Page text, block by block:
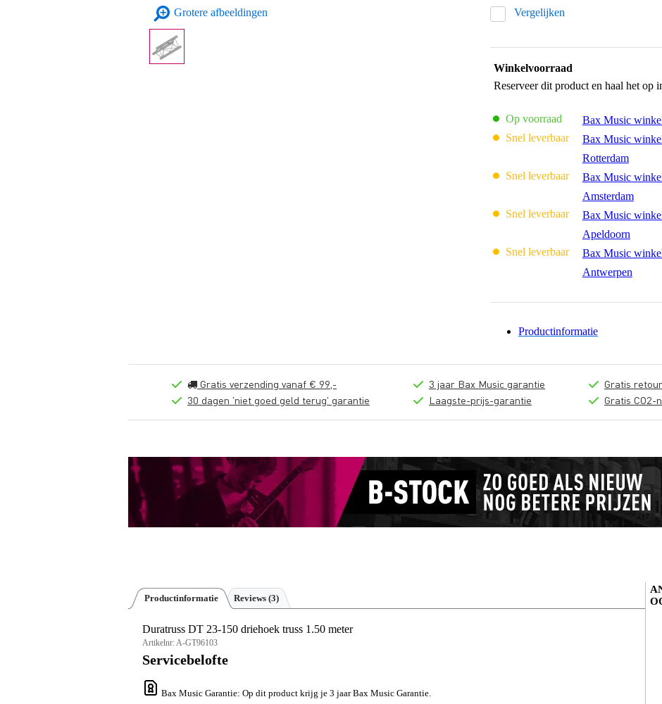
Grotere afbeeldingen Vergelijken
Winkelvoorraad
Reserveer dit product en haal het op
Op voorraad Bax Music
Snel leverbaar
Bax Music
Rotterdam
Snel leverbaar
Bax Music
Amsterdam
Snel leverbaar
Bax Music
Apeldoorn
Snel leverbaar
Bax Music
Antwerpen
Productinformatie
Gratis verzending vanaf € 99,-
30 dagen 'niet goed geld terug' garantie
3 jaar Bax Music garantie
Laagste-prijs-garantie
Gratis
Gratis CO2-
Productinformatie Reviews (3)
Duratruss DT 23-150 driehoek truss 1.50 meter
Artikelnr:A-GT96103
Servicebelofte
Bax Music Garantie: Op dit product krijg je 3 jaar Bax Music Garantie.